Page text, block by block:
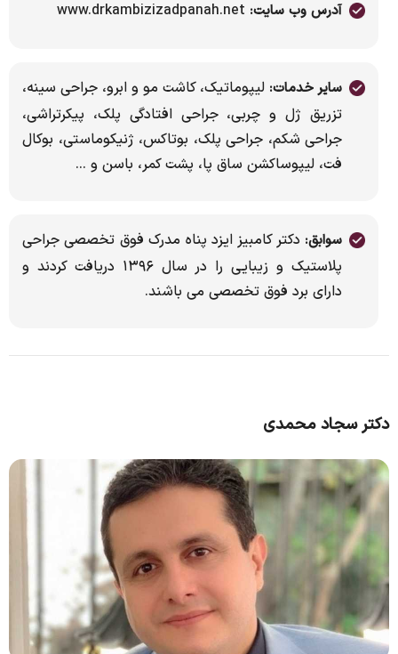
آدرس وب سایت:
سایر خدمات: لیپوماتیک، کاشت مو و ابرو، جراحی سینه،
تزریق ژل و چربی، جراحی افتادگی پلک، پیکرتراشی،
جراحی شکم، جراحی پلک، بوتاکس، ژنیکوماستی، بوکال
فت، لیپوساکشن ساق پا، پشت کمر، باسن و ...
سوابق: دکتر کامبیز ایزد پناه مدرک فوق تخصصی جراحی
پلاستیک و زیبایی را در سال ۱۳۹۶ دریافت کردند و
دارای برد فوق تخصصی می باشند.
دکتر سجاد محمدی